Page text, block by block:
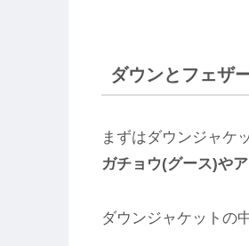
ダウンとフェザ
まずはダウンジャケ
ガチョウ(グース)や
ダウンジャケットの